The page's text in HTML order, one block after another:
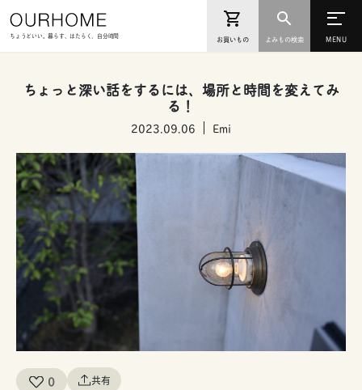
ちょうどいい。暮らす、はたらく、自分時間
ちょっと深い話をするには、場所と時間を変えてみ
る！
2023.09.06 Emi
0 共有
お買いもの よみもの検索